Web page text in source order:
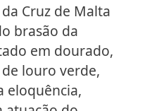
Cruz de Malta
brasão da
em dourado,
louro verde,
eloquência,